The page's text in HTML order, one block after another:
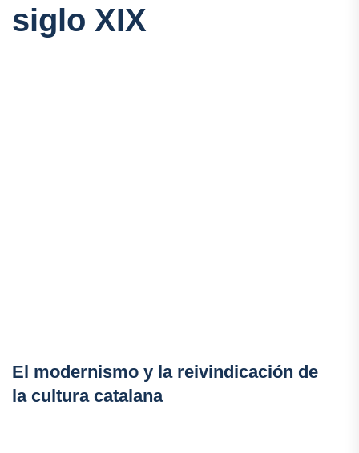
siglo XIX
El modernismo y la reivindicación de
la cultura catalana